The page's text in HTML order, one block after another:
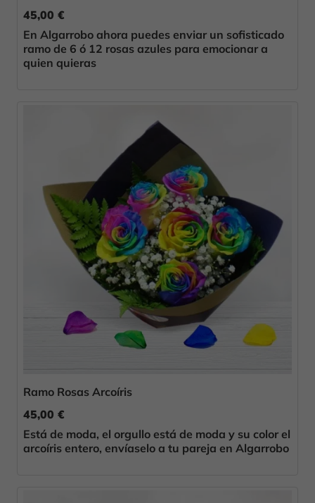
45,00 €
En Algarrobo ahora puedes enviar un sofisticado
ramo de 6 ó 12 rosas azules para emocionar a
quien quieras
Ramo Rosas Arcoíris
45,00 €
Está de moda, el orgullo está de moda y su color el
arcoíris entero, envíaselo a tu pareja en Algarrobo